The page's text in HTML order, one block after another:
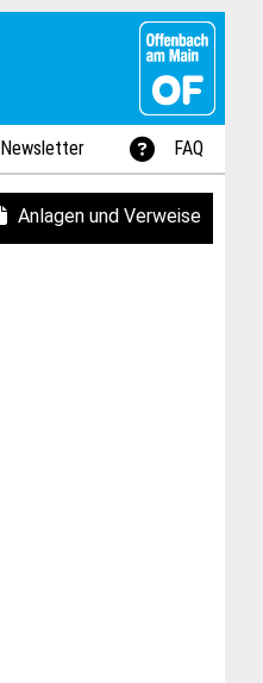
Newsletter FAQ
Anlagen und Verweise